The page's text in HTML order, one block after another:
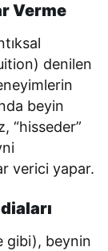
Verme
denilen
beyin
“hisseder”
verici yapar.
gibi), beynin